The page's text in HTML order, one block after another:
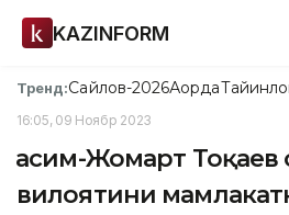
KAZINFORM
Тренд:Сайлов-2026Ақорда
16:05, 09 Ноябр 2023
Қасим-Жомарт Тоқаев
вилоятини